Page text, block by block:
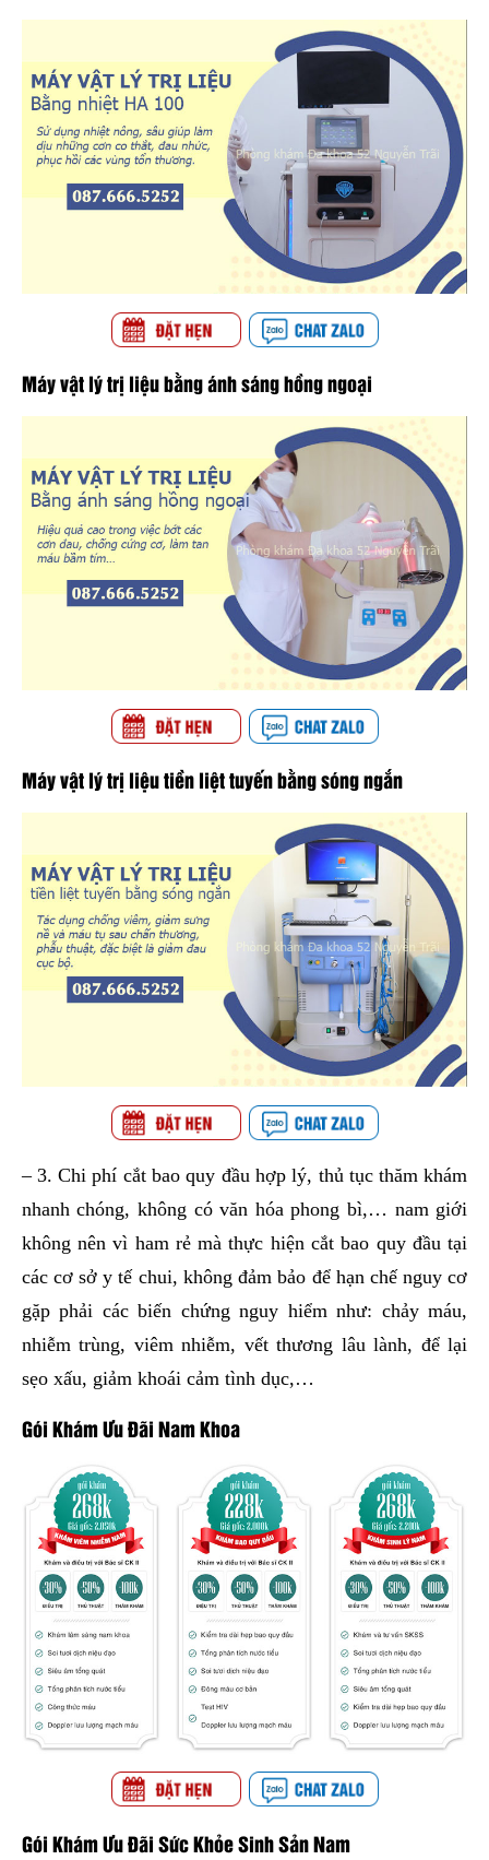
Máy vật lý trị liệu bằng ánh sáng hồng ngoại
Máy vật lý trị liệu tiền liệt tuyến bằng sóng ngắn
– 3. Chi phí cắt bao quy đầu hợp lý, thủ tục thăm khám
nhanh chóng, không có văn hóa phong bì,… nam giới
không nên vì ham rẻ mà thực hiện cắt bao quy đầu tại
các cơ sở y tế chui, không đảm bảo để hạn chế nguy cơ
gặp phải các biến chứng nguy hiểm như: chảy máu,
nhiễm trùng, viêm nhiễm, vết thương lâu lành, để lại
sẹo xấu, giảm khoái cảm tình dục,…
Gói Khám Ưu Đãi Nam Khoa
Gói Khám Ưu Đãi Sức Khỏe Sinh Sản Nam